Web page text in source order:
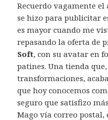
Recuerdo vagamente
se hizo para publicitar
es mayor cuando me
repasando la oferta de
Soft, con su avatar en
patines. Una tienda
transformaciones,
que hoy conocemos
seguro que satisfizo
Mago vía correo postal,